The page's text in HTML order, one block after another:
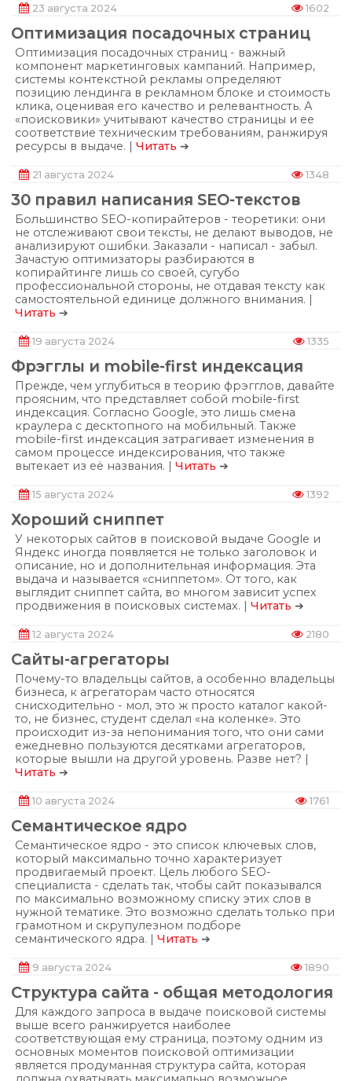
23 августа 2024 1602
Оптимизация посадочных страниц
Оптимизация посадочных страниц - важный
компонент маркетинговых кампаний. Например,
системы контекстной рекламы определяют
позицию лендинга в рекламном блоке и стоимость
клика, оценивая его качество и релевантность. А
«поисковики» учитывают качество страницы и ее
соответствие техническим требованиям, ранжируя
ресурсы в выдаче. |Читать ➔
21 августа 2024 1348
30 правил написания SEO-текстов
Большинство SEO-копирайтеров - теоретики: они
не отслеживают свои тексты, не делают выводов, не
анализируют ошибки. Заказали - написал - забыл.
Зачастую оптимизаторы разбираются в
копирайтинге лишь со своей, сугубо
профессиональной стороны, не отдавая тексту как
самостоятельной единице должного внимания. |
Читать ➔
19 августа 2024 1335
Фрэгглы и mobile-first индексация
Прежде, чем углубиться в теорию фрэгглов, давайте
проясним, что представляет собой mobile-first
индексация. Согласно Google, это лишь смена
краулера с десктопного на мобильный. Также
mobile-first индексация затрагивает изменения в
самом процессе индексирования, что также
вытекает из её названия. |Читать ➔
15 августа 2024 1392
Хороший сниппет
У некоторых сайтов в поисковой выдаче Google и
Яндекс иногда появляется не только заголовок и
описание, но и дополнительная информация. Эта
выдача и называется «сниппетом». От того, как
выглядит сниппет сайта, во многом зависит успех
продвижения в поисковых системах. |Читать ➔
12 августа 2024 2180
Сайты-агрегаторы
Почему-то владельцы сайтов, а особенно владельцы
бизнеса, к агрегаторам часто относятся
снисходительно - мол, это ж просто каталог какой-
то, не бизнес, студент сделал «на коленке». Это
происходит из-за непонимания того, что они сами
ежедневно пользуются десятками агрегаторов,
которые вышли на другой уровень. Разве нет? |
Читать ➔
10 августа 2024 1761
Семантическое ядро
Семантическое ядро - это список ключевых слов,
который максимально точно характеризует
продвигаемый проект. Цель любого SEO-
специалиста ​- сделать так, чтобы сайт показывался
по максимально возможному списку этих слов в
нужной тематике. Это возможно сделать только при
грамотном и скрупулезном подборе
семантического ядра. |Читать ➔
9 августа 2024 1890
Структура сайта - общая методология
Для каждого запроса в выдаче поисковой системы
выше всего ранжируется наиболее
соответствующая ему страница, поэтому одним из
основных моментов поисковой оптимизации
является продуманная структура сайта, которая